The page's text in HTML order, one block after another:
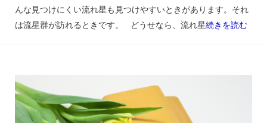
んな見つけにくい流れ星も見つけやすいときがあります。それ
は流星群が訪れるときです。 どうせなら、流れ星続きを読む